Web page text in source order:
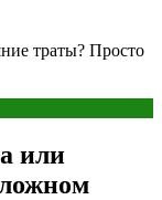
траты? Просто
или